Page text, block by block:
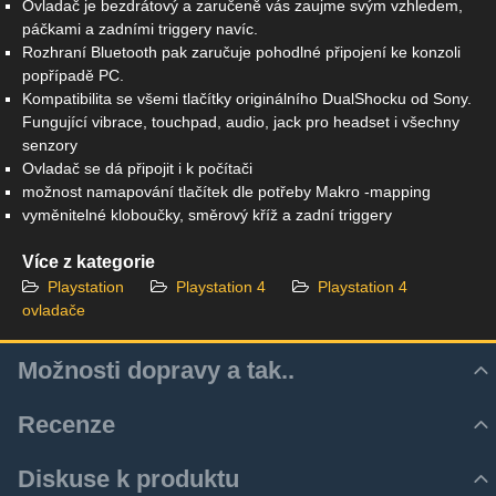
Ovladač je bezdrátový a zaručeně vás zaujme svým vzhledem,
páčkami a zadními triggery navíc.
Rozhraní Bluetooth pak zaručuje pohodlné připojení ke konzoli
popřípadě PC.
Kompatibilita se všemi tlačítky originálního DualShocku od Sony.
Fungující vibrace, touchpad, audio, jack pro headset i všechny
senzory
Ovladač se dá připojit i k počítači
možnost namapování tlačítek dle potřeby Makro -mapping
vyměnitelné kloboučky, směrový kříž a zadní triggery
Více z kategorie
Playstation Playstation 4
Playstation 4
ovladače
Možnosti dopravy a tak..
Recenze
Diskuse k produktu